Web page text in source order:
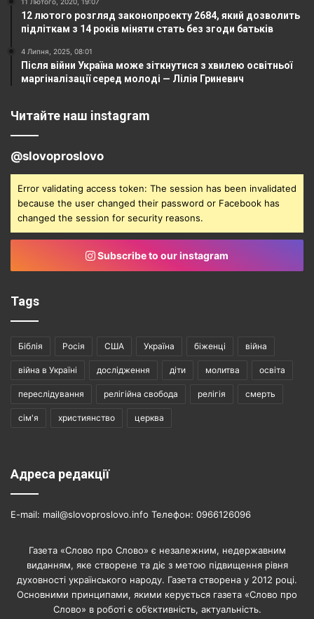
12 лютого розгляд законопроекту 2684, який дозволить
підліткам з 14 років міняти стать без згоди батьків
4 Липня, 2025, 08:01
Після війни Україна може зіткнутися з хвилею освітньої
маргіналізації серед молоді — Лілія Гриневич
Читайте наш instagram
@slovoproslovo
Error validating access token: The session has been invalidated
because the user changed their password or Facebook has
changed the session for security reasons.
Subscribe to our instagram
Tags
Біблія Росія США Україна біженці війна
війна в Україні дослідження діти молитва освіта
переслідування релігійна свобода релігія смерть
сім'я християнство церква
Адреса редакції
E-mail: mail@slovoproslovo.info Телефон: 0966126096
Газета «Слово про Слово» є незалежним, недержавним
виданням, яке створене та діє з метою підвищення рівня
духовності українського народу. Газета створена у 2012 році.
Основними принципами, якими керується газета «Слово про
Слово» в роботі є об’єктивність, актуальність.